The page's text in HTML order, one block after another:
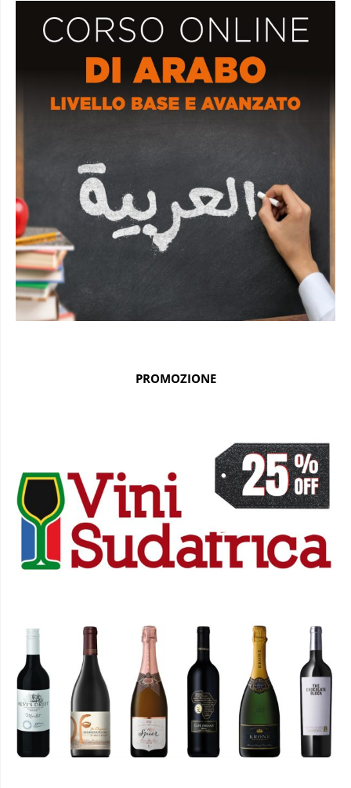
PROMOZIONE